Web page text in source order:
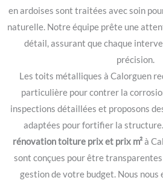
en ardoises sont traitées avec soin
naturelle. Notre équipe prête une
détail, assurant que chaque
précision.
Les toits métalliques à Calorguen
particulière pour contrer la
inspections détaillées et proposons
adaptées pour fortifier la structure.
rénovation toiture prix et prix m²à
sont conçues pour être
gestion de votre budget. Nous nous